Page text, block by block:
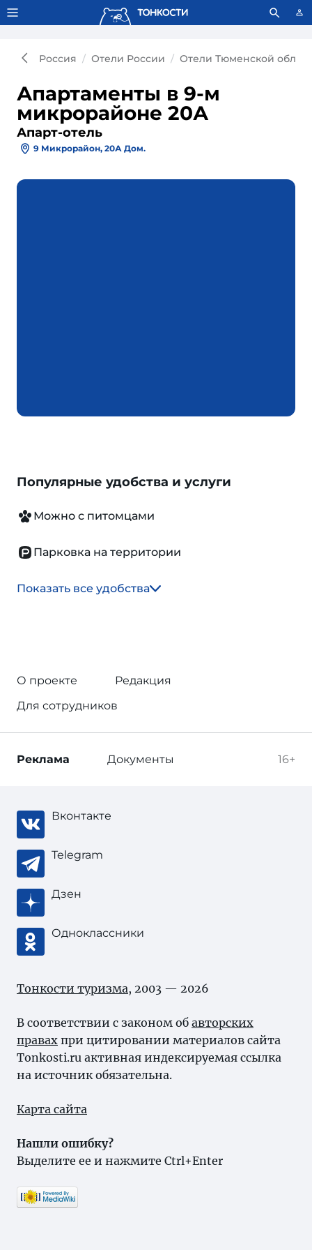
Тонкости используют сookie-файлы. Что это значит?
Россия Отели России Отели Тюменской
Апартаменты в 9-м
микрорайоне 20А
Апарт-отель
9 Микрорайон, 20А Дом.
Популярные удобства и услуги
Можно с питомцами
Парковка на территории
Показать все удобства
О проекте
Редакция
Для сотрудников
16+
Реклама Документы
Вконтакте
Telegram
Дзен
Одноклассники
Тонкости туризма, 2003 — 2026
В соответствии с законом об авторских
правах при цитировании материалов сайта
Tonkosti.ru активная индексируемая ссылка
на источник обязательна.
Карта сайта
Нашли ошибку?
Выделите ее и нажмите Ctrl+Enter